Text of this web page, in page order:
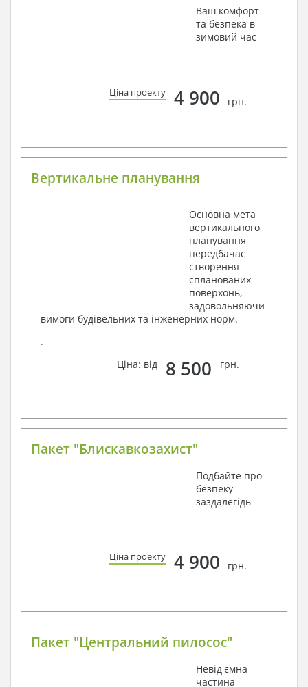
Ваш комфорт
та безпека в
зимовий час
Ціна проекту 4 900 грн.
Вертикальне планування
Основна мета
вертикального
планування
передбачає
створення
спланованих
поверхонь,
задовольняючи
вимоги будівельних та інженерних норм.
.
Ціна: від
8 500 грн.
Пакет "Блискавкозахист"
Подбайте про
безпеку
заздалегідь
Ціна проекту 4 900 грн.
Пакет "Центральний пилосос"
Невід'ємна
частина